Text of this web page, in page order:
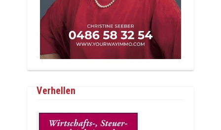
Verhellen